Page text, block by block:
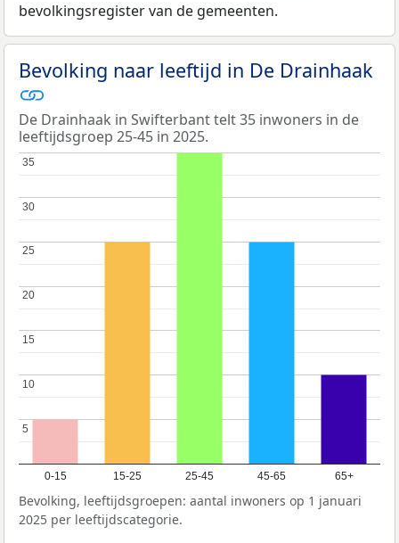
bevolkingsregister van de gemeenten.
Bevolking naar leeftijd in De Drainhaak
De Drainhaak in Swifterbant telt 35 inwoners in de
leeftijdsgroep 25-45 in 2025.
0-15 15-25 25-45 45-65 65+
5
5
10
10
15
15
20
20
25
25
30
30
35
35
Bevolking, leeftijdsgroepen: aantal inwoners op 1 januari
2025 per leeftijdscategorie.